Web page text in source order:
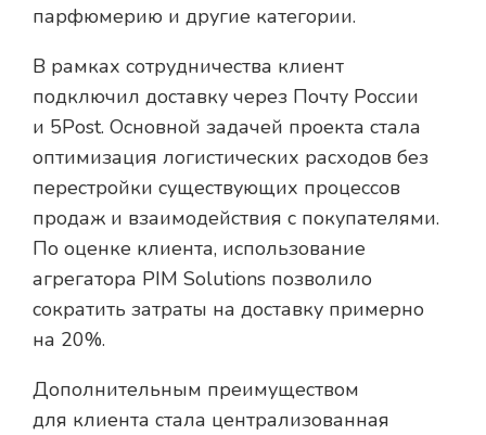
парфюмерию и другие категории.
В рамках сотрудничества клиент
подключил доставку через Почту России
и 5Post. Основной задачей проекта стала
оптимизация логистических расходов без
перестройки существующих процессов
продаж и взаимодействия с покупателями.
По оценке клиента, использование
агрегатора PIM Solutions позволило
сократить затраты на доставку примерно
на 20%.
Дополнительным преимуществом
для клиента стала централизованная